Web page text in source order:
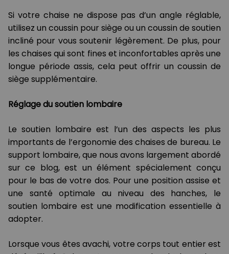
Si votre chaise ne dispose pas d’un angle réglable,
utilisez un coussin pour siège ou un coussin de soutien
incliné pour vous soutenir légèrement. De plus, pour
les chaises qui sont fines et inconfortables après une
longue période assis, cela peut offrir un coussin de
siège supplémentaire.
Réglage du soutien lombaire
Le soutien lombaire est l’un des aspects les plus
importants de l’ergonomie des chaises de bureau. Le
support lombaire, que nous avons largement abordé
sur ce blog, est un élément spécialement conçu
pour le bas de votre dos. Pour une position assise et
une santé optimale au niveau des hanches, le
soutien lombaire est une modification essentielle à
adopter.
Lorsque vous êtes avachi, votre corps tout entier est